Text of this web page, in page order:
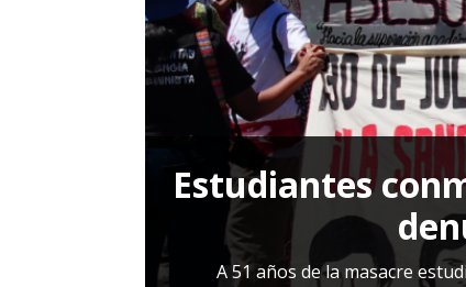
[ 28 julio, 2026 ] Más allá de los
Estudiantes
A 51 años de la masacre